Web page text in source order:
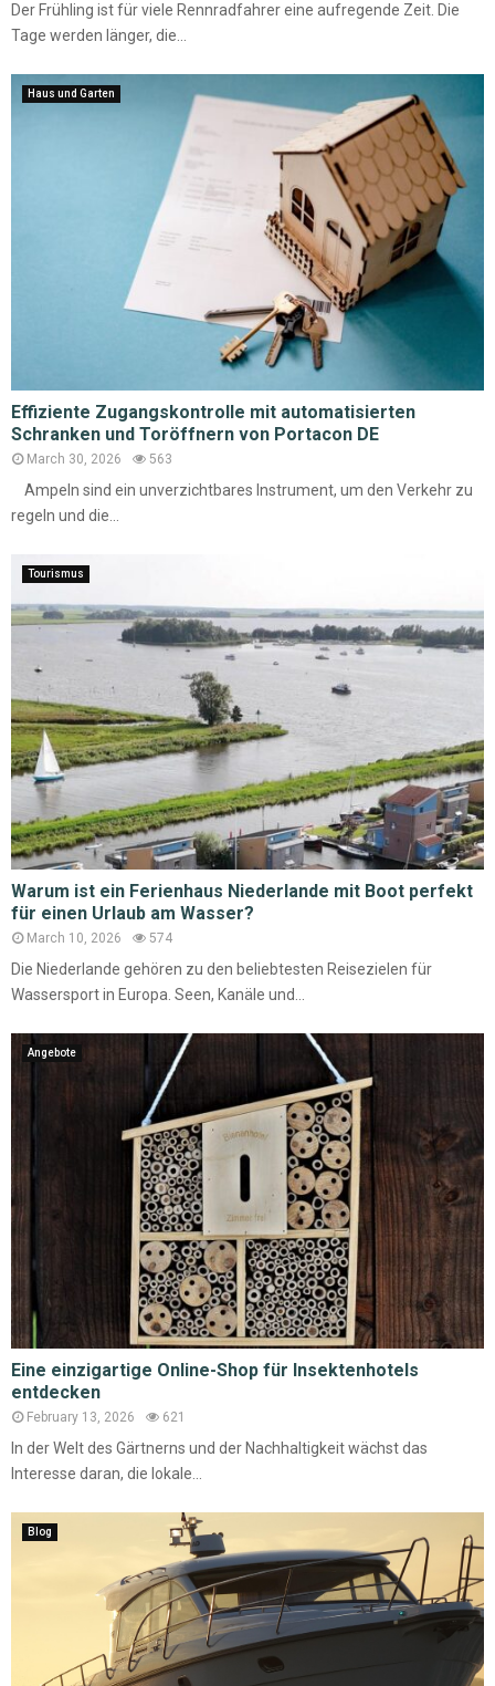
Der Frühling ist für viele Rennradfahrer eine aufregende Zeit. Die
Tage werden länger, die...
Haus und Garten
Effiziente Zugangskontrolle mit automatisierten
Schranken und Toröffnern von Portacon DE
March 30, 2026 563
Ampeln sind ein unverzichtbares Instrument, um den Verkehr zu
regeln und die...
Tourismus
Warum ist ein Ferienhaus Niederlande mit Boot perfekt
für einen Urlaub am Wasser?
March 10, 2026 574
Die Niederlande gehören zu den beliebtesten Reisezielen für
Wassersport in Europa. Seen, Kanäle und...
Angebote
Eine einzigartige Online-Shop für Insektenhotels
entdecken
February 13, 2026 621
In der Welt des Gärtnerns und der Nachhaltigkeit wächst das
Interesse daran, die lokale...
Blog